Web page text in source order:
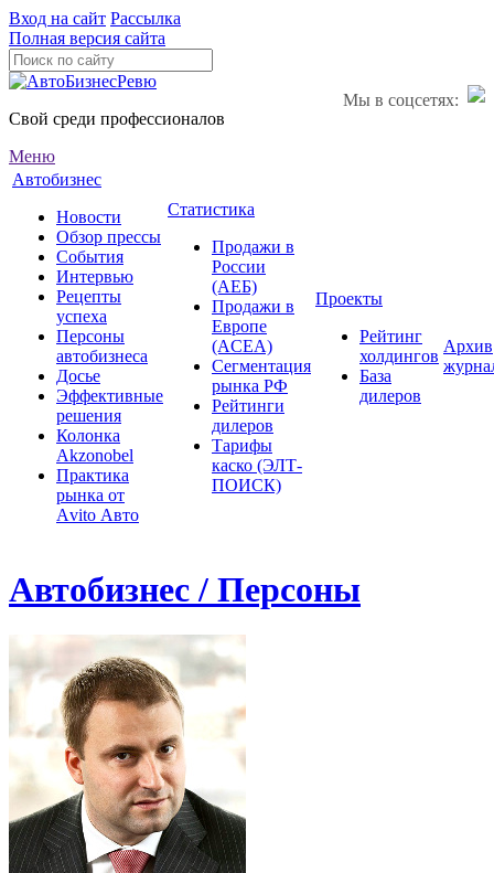
Вход на сайт Рассылка
Полная версия сайта
Мы в соцсетях:
Свой среди профессионалов
Меню
Автобизнес
Новости
Обзор прессы
События
Интервью
Рецепты
успеха
Персоны
автобизнеса
Досье
Эффективные
решения
Колонка
Akzonobel
Практика
рынка от
Аvito Авто
Статистика
Продажи в
России
(АЕБ)
Продажи в
Европе
(ACEA)
Сегментация
рынка РФ
Рейтинги
дилеров
Тарифы
каско (ЭЛТ-
ПОИСК)
Проекты
Рейтинг
холдингов
База
дилеров
Архив
Автобизнес / Персоны